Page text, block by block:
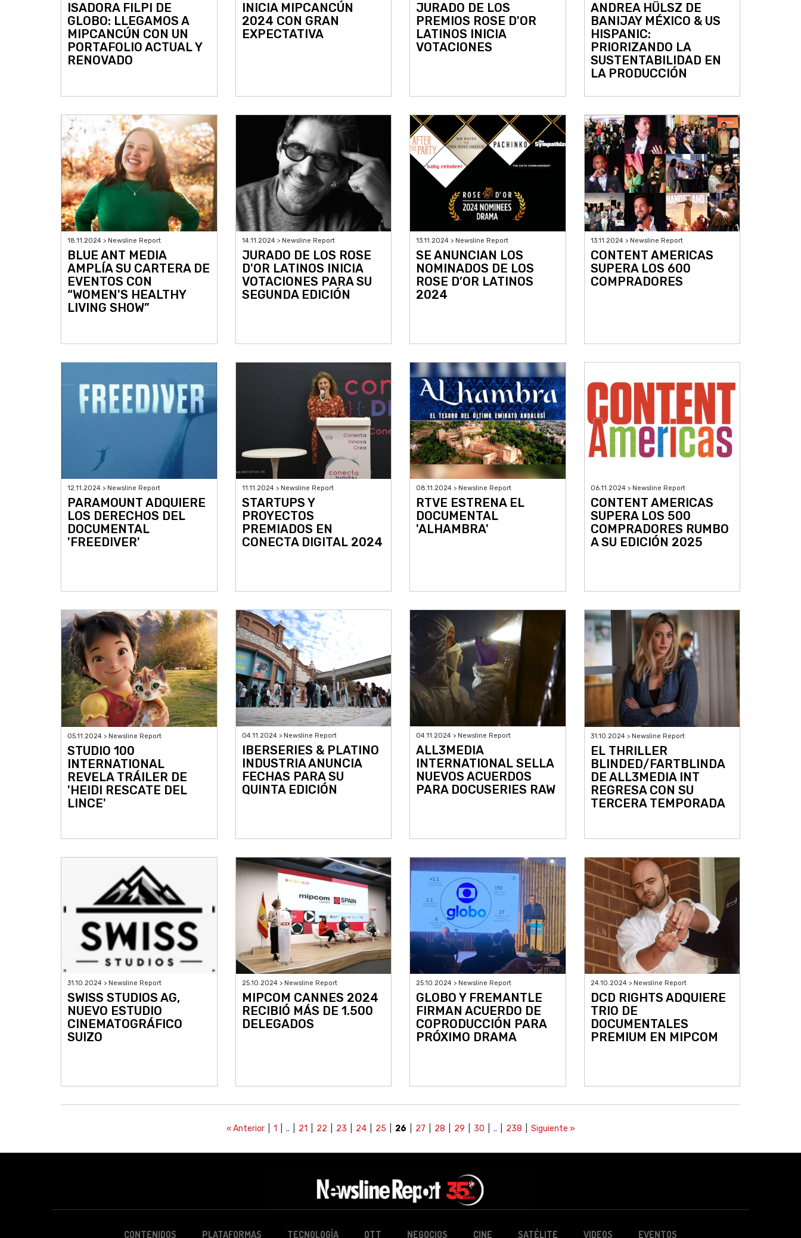
ISADORA FILPI DE
GLOBO: LLEGAMOS A
MIPCANCÚN CON UN
PORTAFOLIO ACTUAL Y
RENOVADO
INICIA MIPCANCÚN
2024 CON GRAN
EXPECTATIVA
JURADO DE LOS
PREMIOS ROSE D'OR
LATINOS INICIA
VOTACIONES
ANDREA HÜLSZ DE
BANIJAY MÉXICO & US
HISPANIC:
PRIORIZANDO LA
SUSTENTABILIDAD EN
LA PRODUCCIÓN
18.11.2024 > Newsline Report
BLUE ANT MEDIA
AMPLÍA SU CARTERA DE
EVENTOS CON
“WOMEN'S HEALTHY
LIVING SHOW”
14.11.2024 > Newsline Report
JURADO DE LOS ROSE
D'OR LATINOS INICIA
VOTACIONES PARA SU
SEGUNDA EDICIÓN
13.11.2024 > Newsline Report
SE ANUNCIAN LOS
NOMINADOS DE LOS
ROSE D’OR LATINOS
2024
13.11.2024 > Newsline Report
CONTENT AMERICAS
SUPERA LOS 600
COMPRADORES
12.11.2024 > Newsline Report
PARAMOUNT ADQUIERE
LOS DERECHOS DEL
DOCUMENTAL
'FREEDIVER'
11.11.2024 > Newsline Report
STARTUPS Y
PROYECTOS
PREMIADOS EN
CONECTA DIGITAL 2024
08.11.2024 > Newsline Report
RTVE ESTRENA EL
DOCUMENTAL
'ALHAMBRA'
06.11.2024 > Newsline Report
CONTENT AMERICAS
SUPERA LOS 500
COMPRADORES RUMBO
A SU EDICIÓN 2025
05.11.2024 > Newsline Report
STUDIO 100
INTERNATIONAL
REVELA TRÁILER DE
'HEIDI RESCATE DEL
LINCE'
04.11.2024 > Newsline Report
IBERSERIES & PLATINO
INDUSTRIA ANUNCIA
FECHAS PARA SU
QUINTA EDICIÓN
04.11.2024 > Newsline Report
ALL3MEDIA
INTERNATIONAL SELLA
NUEVOS ACUERDOS
PARA DOCUSERIES RAW
31.10.2024 > Newsline Report
EL THRILLER
BLINDED/FARTBLINDA
DE ALL3MEDIA INT
REGRESA CON SU
TERCERA TEMPORADA
31.10.2024 > Newsline Report
SWISS STUDIOS AG,
NUEVO ESTUDIO
CINEMATOGRÁFICO
SUIZO
25.10.2024 > Newsline Report
MIPCOM CANNES 2024
RECIBIÓ MÁS DE 1.500
DELEGADOS
25.10.2024 > Newsline Report
GLOBO Y FREMANTLE
FIRMAN ACUERDO DE
COPRODUCCIÓN PARA
PRÓXIMO DRAMA
24.10.2024 > Newsline Report
DCD RIGHTS ADQUIERE
TRIO DE
DOCUMENTALES
PREMIUM EN MIPCOM
« Anterior| 1 | .. | 21 22 23 24| 25 26 27 28 29 30 | .. | 238 Siguiente »
CONTENIDOS PLATAFORMAS TECNOLOGÍA OTT NEGOCIOS CINE SATÉLITE VIDEOS EVENTOS